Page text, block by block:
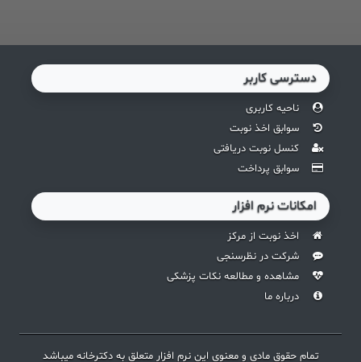
دسترسی کاربر
ناحیه کاربری
سوابق اخذ نوبت
کنسل نوبت دریافتی
سوابق پرداخت
امکانات نرم افزار
اخذ نوبت از مرکز
شرکت در نظرسنجی
مشاهده و مطالعه نکات پزشکی
درباره ما
تمام حقوق مادی و معنوی این نرم افزار متعلق به دکترخانه میباشد